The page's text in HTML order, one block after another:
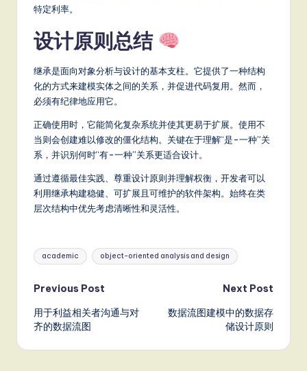
特定利率。
设计原则总结
继承是面向对象分析与设计的基本支柱。它提供了一种结构
化的方式来建模实体之间的关系，并促进代码复用。然而，
必须有纪律地应用它。
正确使用时，它能简化复杂系统并使其更易于扩展。使用不
当则会创建难以修改的僵化结构。关键在于理解“是-一种”关
系，并识别何时“有-一种”关系更适合设计。
通过遵循最佳实践、尊重设计原则并理解权衡，开发者可以
利用继承构建稳健、可扩展且可维护的软件架构。始终在类
层次结构中优先考虑清晰性和灵活性。
Tags:
academic object-oriented analysis and design
Post
navigation
Previous Post
用于利益相关者沟通与对
齐的数据流图
Next Post
数据流图建模中的数据存
储设计原则